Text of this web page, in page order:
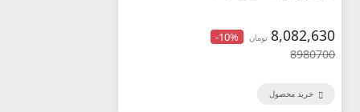
8,082,630 تومان -10%
8980700
خرید محصول